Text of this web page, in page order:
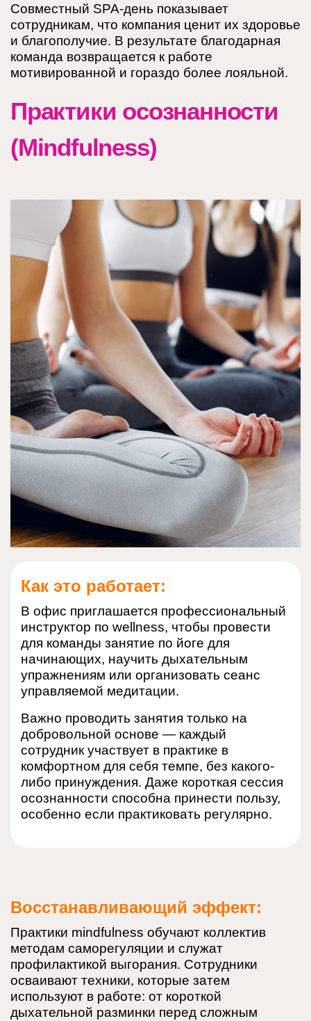
Совместный SPA-день показывает
сотрудникам, что компания ценит их здоровье
и благополучие. В результате благодарная
команда возвращается к работе
мотивированной и гораздо более лояльной.
Практики осознанности
(Mindfulness)
Как это работает:
В офис приглашается профессиональный
инструктор по wellness, чтобы провести
для команды занятие по йоге для
начинающих, научить дыхательным
упражнениям или организовать сеанс
управляемой медитации.
Важно проводить занятия только на
добровольной основе — каждый
сотрудник участвует в практике в
комфортном для себя темпе, без какого-
либо принуждения. Даже короткая сессия
осознанности способна принести пользу,
особенно если практиковать регулярно.
Восстанавливающий эффект:
Практики mindfulness обучают коллектив
методам саморегуляции и служат
профилактикой выгорания. Сотрудники
осваивают техники, которые затем
используют в работе: от короткой
дыхательной разминки перед сложным